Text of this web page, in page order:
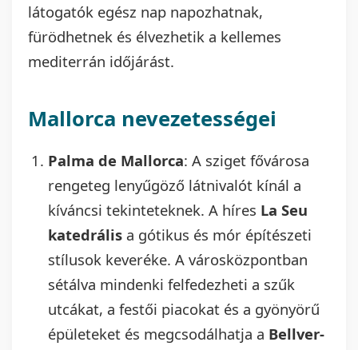
látogatók egész nap napozhatnak,
fürödhetnek és élvezhetik a kellemes
mediterrán időjárást.
Mallorca nevezetességei
Palma de Mallorca: A sziget fővárosa
rengeteg lenyűgöző látnivalót kínál a
kíváncsi tekinteteknek. A híres La Seu
katedrális a gótikus és mór építészeti
stílusok keveréke. A városközpontban
sétálva mindenki felfedezheti a szűk
utcákat, a festői piacokat és a gyönyörű
épületeket és megcsodálhatja a Bellver-